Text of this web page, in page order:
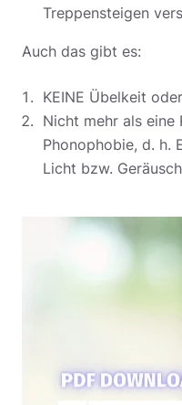
Treppensteigen
Auch das gibt es:
KEINE Übelkeit
Nicht mehr als
Phonophobie, d. h.
Licht bzw.